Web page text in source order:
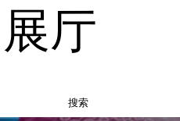
厅
搜索